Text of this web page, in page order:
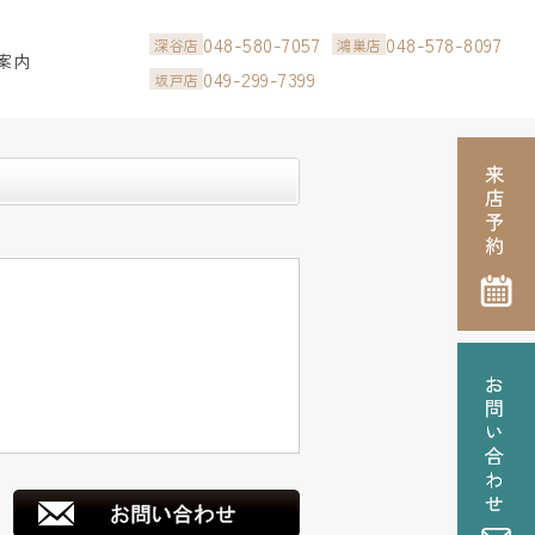
内
深谷店 048-580-7057 鴻巣店 048-578-8097
坂戸店 049-299-7399